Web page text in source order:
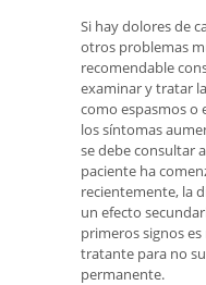
Si hay dolores de
otros problemas
recomendable
examinar y tratar
como espasmos o
los síntomas
se debe consultar
paciente ha
recientemente, la
un efecto
primeros signos
tratante para no
permanente.